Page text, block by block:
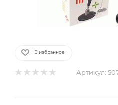
В избранное
Артикул: